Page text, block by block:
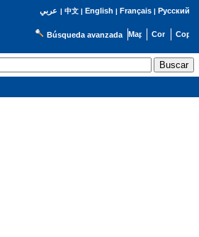
عربي | 中文| English | Français| Русский
Búsqueda avanzada